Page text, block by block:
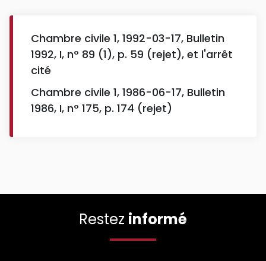
Chambre civile 1, 1992-03-17, Bulletin
1992, I, n° 89 (1), p. 59 (rejet), et l'arrêt
cité
Chambre civile 1, 1986-06-17, Bulletin
1986, I, n° 175, p. 174 (rejet)
Restez informé